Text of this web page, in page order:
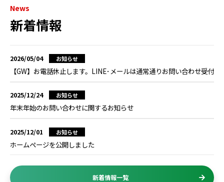
News
新着情報
2026/05/04 お知らせ
【GW】お電話休止します。LINE･メールは通常通りお問い合わせ受付
2025/12/24 お知らせ
年末年始のお問い合わせに関するお知らせ
2025/12/01 お知らせ
ホームページを公開しました
新着情報一覧